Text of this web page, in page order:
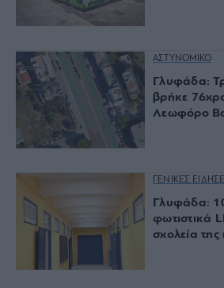
ΑΣΤΥΝΟΜΙΚΟ
Γλυφάδα:
βρήκε
Λεωφόρο
ΓΕΝΙΚΕΣ
Γλυφάδα:
φωτιστικά
σχολεία της